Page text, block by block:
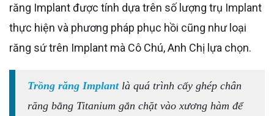
răng Implant được tính dựa trên số lượng trụ Implant
thực hiện và phương pháp phục hồi cũng như loại
răng sứ trên Implant mà Cô Chú, Anh Chị lựa chọn.
Trồng răng Implantlà quá trình cấy ghép chân
răng bằng Titanium gắn chặt vào xương hàm để